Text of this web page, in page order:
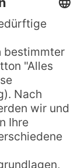
der
kein Riff
der
Der
die
der die
eine Art